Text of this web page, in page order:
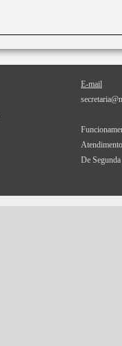
E-mail
De